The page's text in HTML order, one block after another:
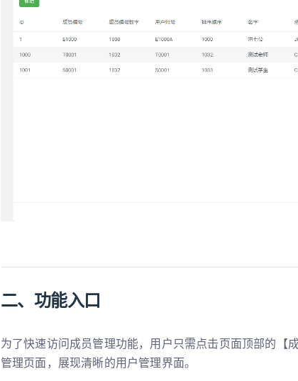
二、功能入口
为了快速访问成员管理功能，用户只需点击页面顶部的【
管理页面，展现清晰的用户管理界面。